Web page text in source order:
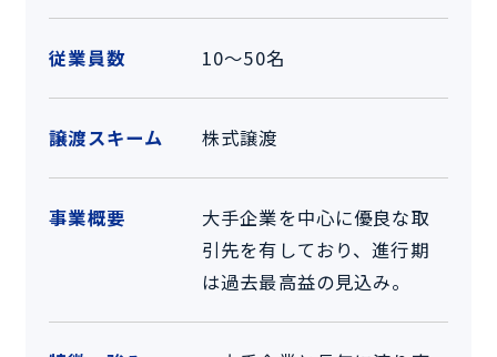
従業員数 10～50名
譲渡スキーム 株式譲渡
事業概要
大手企業を中心に優良な取
引先を有しており、進行期
は過去最高益の見込み。